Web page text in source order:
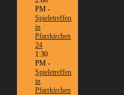
PM -
Spieletreffen
in
Pfarrkirchen
24
1:30
PM -
Spieletreffen
in
Pfarrkirchen